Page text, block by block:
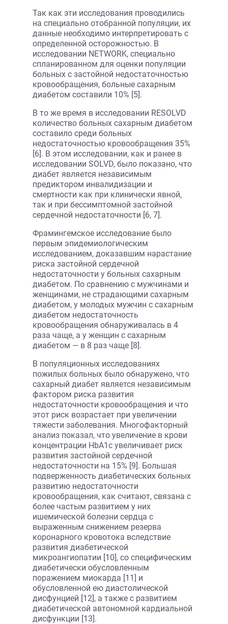
Так как эти исследования проводились
на специально отобранной популяции, их
данные необходимо интерпретировать с
определенной осторожностью. В
исследовании NETWORK, специально
спланированном для оценки популяции
больных с застойной недостаточностью
кровообращения, больные сахарным
диабетом составили 10% [5].
В то же время в исследовании RESOLVD
количество больных сахарным диабетом
составило среди больных
недостаточностью кровообращения 35%
[6]. В этом исследовании, как и ранее в
исследовании SOLVD, было показано, что
диабет является независимым
предиктором инвалидизации и
смертности как при клинически явной,
так и при бессимптомной застойной
сердечной недостаточности [6, 7].
Фрамингемское исследование было
первым эпидемиологическим
исследованием, доказавшим нарастание
риска застойной сердечной
недостаточности у больных сахарным
диабетом. По сравнению с мужчинами и
женщинами, не страдающими сахарным
диабетом, у молодых мужчин с сахарным
диабетом недостаточность
кровообращения обнаруживалась в 4
раза чаще, а у женщин с сахарным
диабетом — в 8 раз чаще [8].
В популяционных исследованиях
пожилых больных было обнаружено, что
сахарный диабет является независимым
фактором риска развития
недостаточности кровообращения и что
этот риск возрастает при увеличении
тяжести заболевания. Многофакторный
анализ показал, что увеличение в крови
концентрации HbA1c увеличивает риск
развития застойной сердечной
недостаточности на 15% [9]. Большая
подверженность диабетических больных
развитию недостаточности
кровообращения, как считают, связана с
более частым развитием у них
ишемической болезни сердца с
выраженным снижением резерва
коронарного кровотока вследствие
развития диабетической
микроангиопатии [10], со специфическим
диабетически обусловленным
поражением миокарда [11] и
обусловленной ею диастолической
дисфунцией [12], а также с развитием
диабетической автономной кардиальной
дисфункции [13].